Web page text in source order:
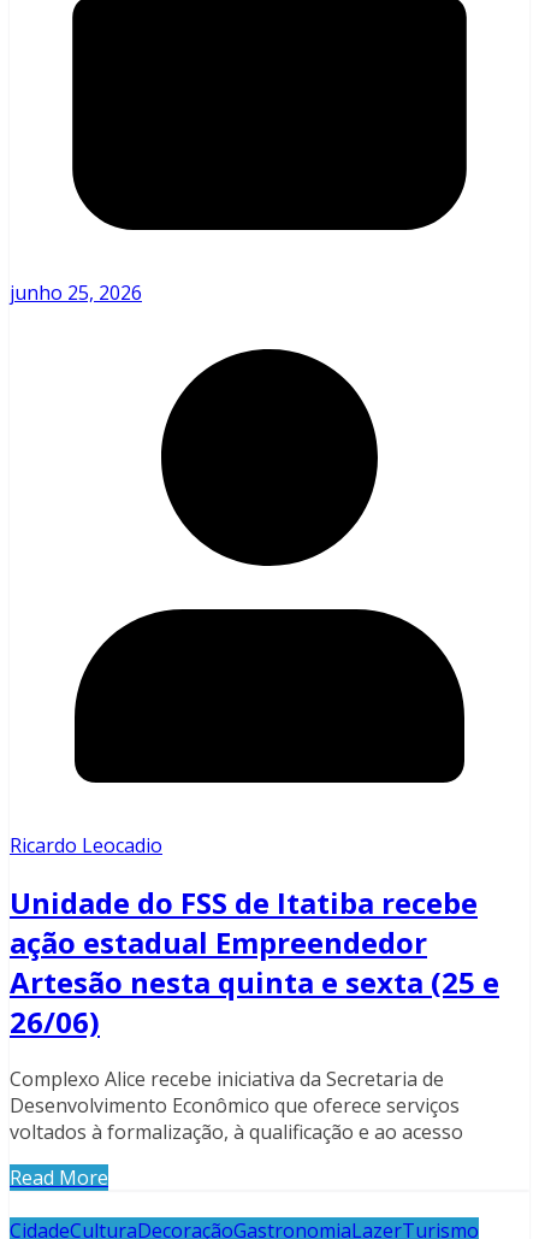
junho 25, 2026
Ricardo Leocadio
Unidade do FSS de Itatiba recebe
ação estadual Empreendedor
Artesão nesta quinta e sexta (25 e
26/06)
Complexo Alice recebe iniciativa da Secretaria de
Desenvolvimento Econômico que oferece serviços
voltados à formalização, à qualificação e ao acesso
Read More
CidadeCulturaDecoraçãoGastronomiaLazerTurismo